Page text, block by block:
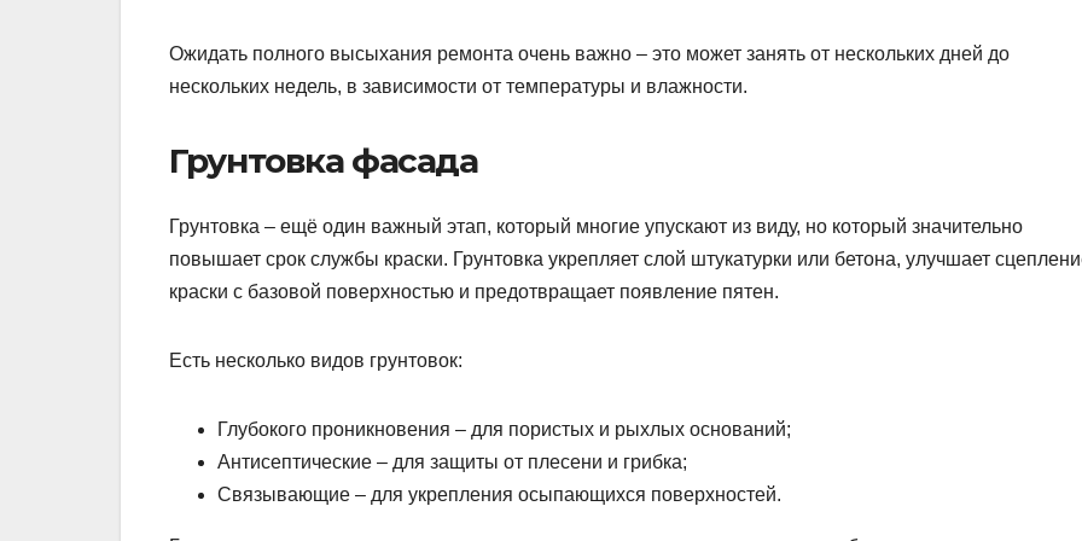
Ожидать полного высыхания ремонта очень важно – это может занять от нескольких дней до
нескольких недель, в зависимости от температуры и влажности.
Грунтовка фасада
Грунтовка – ещё один важный этап, который многие упускают из виду, но который значительно
повышает срок службы краски. Грунтовка укрепляет слой штукатурки или бетона, улучшает
краски с базовой поверхностью и предотвращает появление пятен.
Есть несколько видов грунтовок:
Глубокого проникновения – для пористых и рыхлых оснований;
Антисептические – для защиты от плесени и грибка;
Связывающие – для укрепления осыпающихся поверхностей.